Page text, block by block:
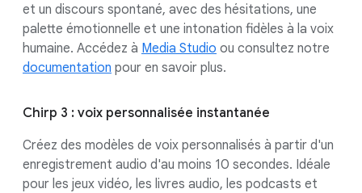
et un discours spontané, avec des hésitations, une
palette émotionnelle et une intonation fidèles à la voix
humaine. Accédez à Media Studio ou consultez notre
documentation pour en savoir plus.
Chirp 3 : voix personnalisée instantanée
Créez des modèles de voix personnalisés à partir d'un
enregistrement audio d'au moins 10 secondes. Idéale
pour les jeux vidéo, les livres audio, les podcasts et